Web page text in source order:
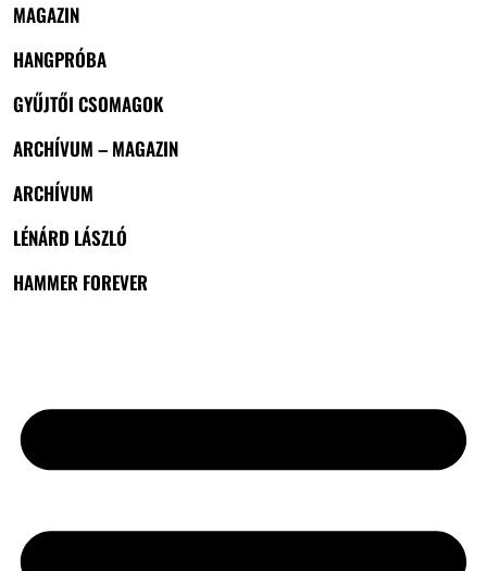
MAGAZIN
HANGPRÓBA
GYŰJTŐI CSOMAGOK
ARCHÍVUM – MAGAZIN
ARCHÍVUM
LÉNÁRD LÁSZLÓ
HAMMER FOREVER